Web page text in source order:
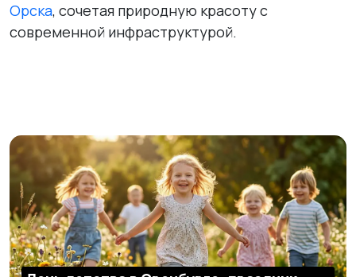
Орска, сочетая природную красоту с
современной инфраструктурой.